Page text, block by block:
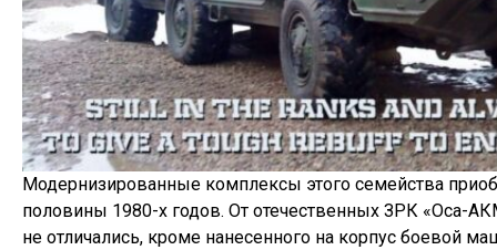
Модернизированные комплексы этого семейства
половины 1980-х годов. От отечественных ЗРК «Оса-
не отличались, кроме нанесенного на корпус боевой